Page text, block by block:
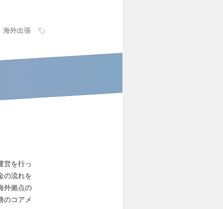
海外出張
営を行っ
の流れを
外拠点の
のコアメ